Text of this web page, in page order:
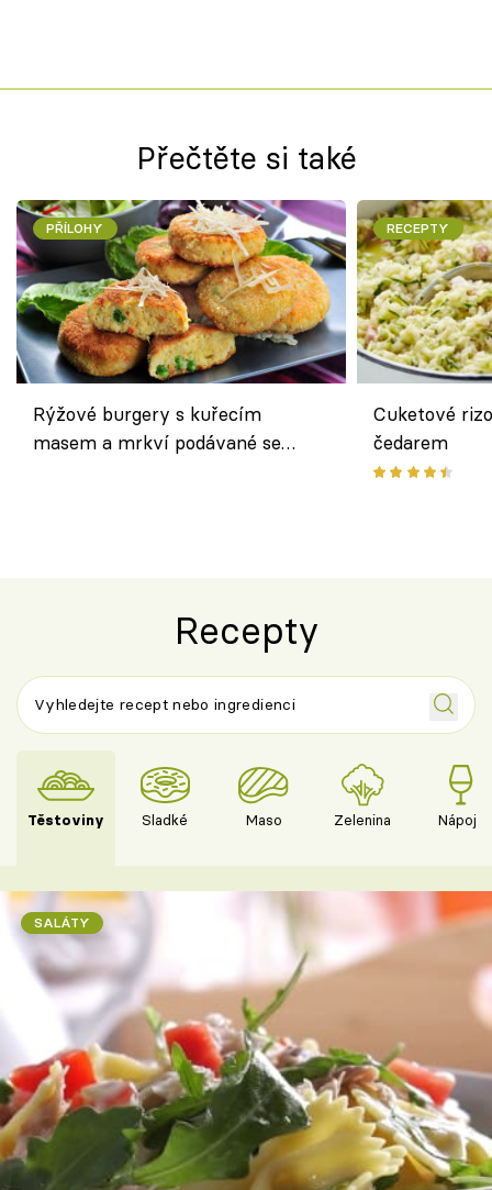
Přečtěte si také
PŘÍLOHY
Rýžové burgery s kuřecím
masem a mrkví podávané se
RECEPTY
Cuketové
čedarem
Recepty
Těstoviny Sladké Maso Zelenina Nápoje
SALÁTY